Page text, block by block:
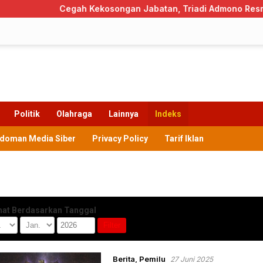
Cegah Kekosongan Jabatan, Triadi Admono Resmi
Politik Olahraga Lainnya Indeks
Media Siber Privacy Policy Tarif Iklan
Berdasarkan Tanggal
Berita Pemilu 27 Juni 2025